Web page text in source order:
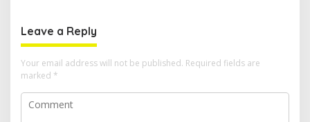
Leave a Reply
Your email address will not be published. Required fields are
marked *